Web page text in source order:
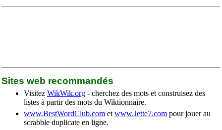
Sites web recommandés
Visitez WikWik.org - cherchez des mots et construisez des
listes à partir des mots du Wiktionnaire.
www.BestWordClub.com et www.Jette7.com pour jouer au
scrabble duplicate en ligne.